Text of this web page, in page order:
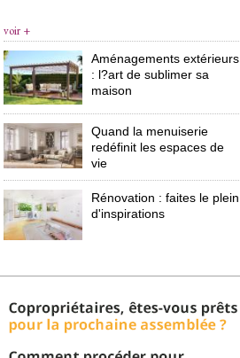
voir +
Aménagements extérieurs
: l?art de sublimer sa
maison
Quand la menuiserie
redéfinit les espaces de
vie
Rénovation : faites le plein
d'inspirations